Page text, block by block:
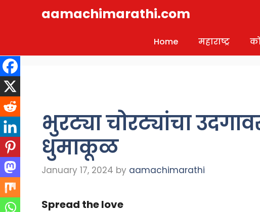
aamachimarathi.com
Home महाराष्ट्र
भुरट्या चोरट्यांचा
धुमाकूळ
January 17, 2024 by aamachimarathi
Spread the love